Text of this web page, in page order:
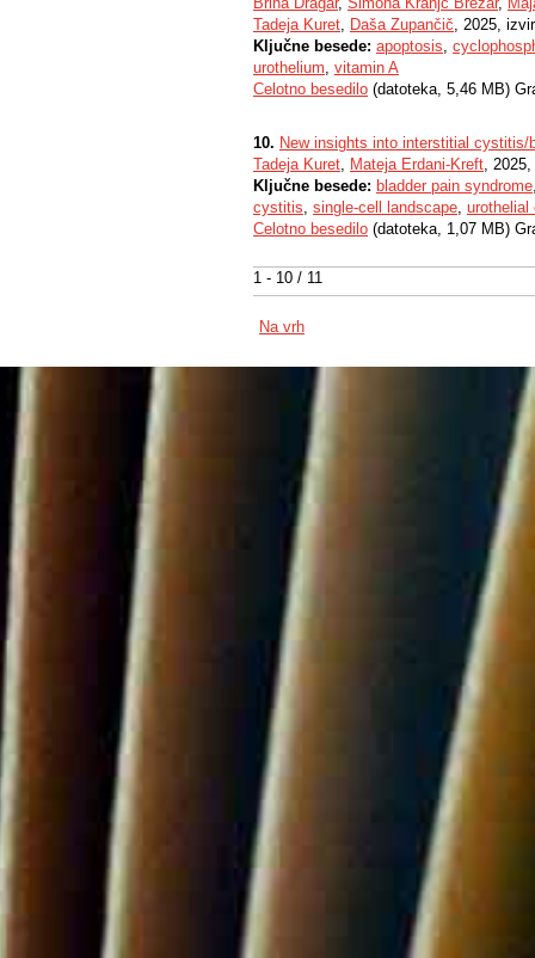
1 - 10 / 11
Tadeja Kuret, Daša Zupančič, 2025,
Ključne besede: apoptosis,
urothelium, vitamin A
Celotno besedilo (datoteka, 5,46 MB)
10. New insights into interstitial cystitis/
Tadeja Kuret, Mateja Erdani-Kreft,
Ključne besede: bladder pain syndrome
cystitis, single-cell landscape, urothelial
Celotno besedilo (datoteka, 1,07 MB)
Na vrh